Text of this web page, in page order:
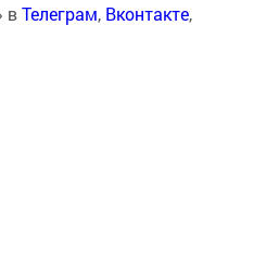
вТелеграм, Вконтакте,